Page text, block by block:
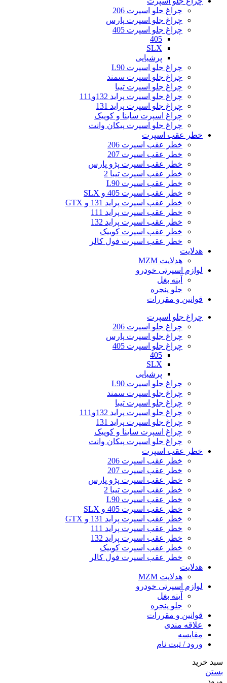
چراغ جلو اسپرت 206
چراغ جلو اسپرت پارس
چراغ جلو اسپرت 405
405
SLX
پرشیایی
چراغ جلو اسپرت L90
چراغ جلو اسپرت سمند
چراغ جلو اسپرت تیبا
چراغ جلو اسپرت پراید 132و111
چراغ جلو اسپرت پراید 131
چراغ اسپرت ساینا و کوییک
چراغ جلو اسپرت پیکان وانت
خطر عقب اسپرت
خطر عقب اسپرت 206
خطر عقب اسپرت 207
خطر عقب اسپرت پژو پارس
خطر عقب اسپرت تیبا 2
خطر عقب اسپرت L90
خطر عقب اسپرت 405 و SLX
خطر عقب اسپرت پراید 131 و GTX
خطر عقب اسپرت پراید 111
خطر عقب اسپرت پراید 132
خطر عقب اسپرت کوییک
خطر عقب اسپرت فول کالر
هدلایت
هدلایت MZM
لوازم اسپرتی خودرو
آینه بغل
جلو پنجره
قوانین و مقررات
چراغ جلو اسپرت
چراغ جلو اسپرت 206
چراغ جلو اسپرت پارس
چراغ جلو اسپرت 405
405
SLX
پرشیایی
چراغ جلو اسپرت L90
چراغ جلو اسپرت سمند
چراغ جلو اسپرت تیبا
چراغ جلو اسپرت پراید 132و111
چراغ جلو اسپرت پراید 131
چراغ اسپرت ساینا و کوییک
چراغ جلو اسپرت پیکان وانت
خطر عقب اسپرت
خطر عقب اسپرت 206
خطر عقب اسپرت 207
خطر عقب اسپرت پژو پارس
خطر عقب اسپرت تیبا 2
خطر عقب اسپرت L90
خطر عقب اسپرت 405 و SLX
خطر عقب اسپرت پراید 131 و GTX
خطر عقب اسپرت پراید 111
خطر عقب اسپرت پراید 132
خطر عقب اسپرت کوییک
خطر عقب اسپرت فول کالر
هدلایت
هدلایت MZM
لوازم اسپرتی خودرو
آینه بغل
جلو پنجره
قوانین و مقررات
علاقه مندی
مقایسه
ورود / ثبت نام
سبد خرید
بستن